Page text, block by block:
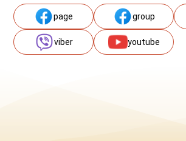
page group
viber youtube